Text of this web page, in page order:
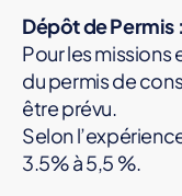
Dépôt de Permis :
Pour les
du permis de
être prévu.
Selon
3.5% à 5,5 %.